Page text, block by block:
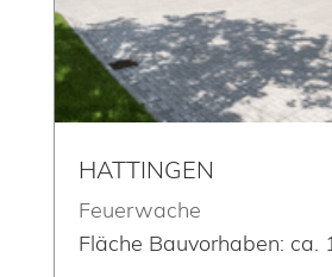
HATTINGEN
Feuerwache
Fläche Bauvorhaben: ca.